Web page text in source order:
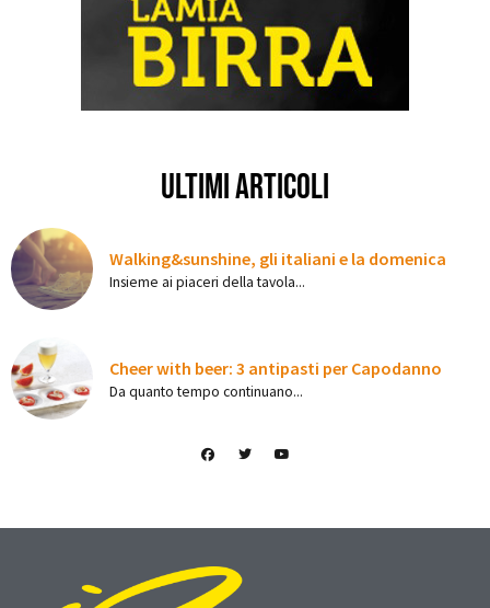
ultimi articoli
Walking&sunshine, gli italiani e la domenica
Insieme ai piaceri della tavola...
Cheer with beer: 3 antipasti per Capodanno
Da quanto tempo continuano...